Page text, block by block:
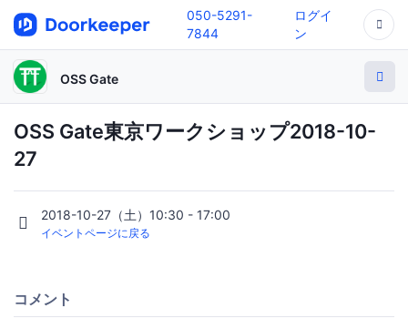
050-5291-
7844
ログイ
ン
OSS Gate
OSS Gate東京ワークショップ2018-10-
27
2018-10-27（土）10:30 - 17:00
イベントページに戻る
コメント